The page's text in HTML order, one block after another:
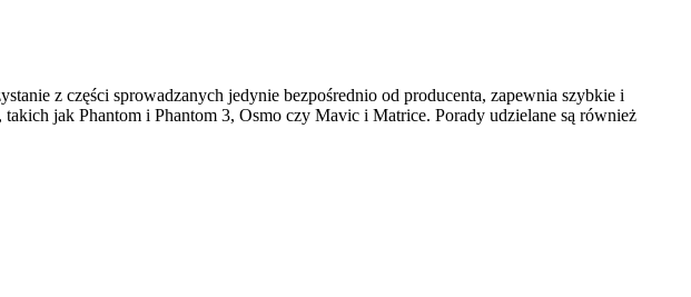
z części sprowadzanych jedynie bezpośrednio od producenta, zapewnia szybkie i
jak Phantom i Phantom 3, Osmo czy Mavic i Matrice. Porady udzielane są również